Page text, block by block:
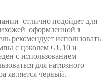
отлично подойдет для
оформленной в
рекомендует использовать
с цоколем GU10 и
с использованием
для натяжного
является черный.